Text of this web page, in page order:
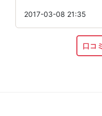
2017-03-08 21:35
口コ